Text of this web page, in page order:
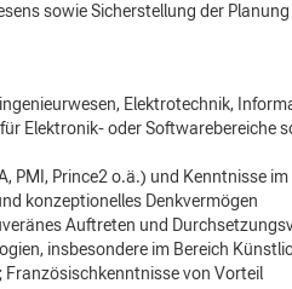
sowie Sicherstellung der Planung
Elektrotechnik,
Elektronik- oder Softwarebereiche
Prince2 o.ä.) und Kenntnisse
konzeptionelles Denkvermögen
Auftreten und
insbesondere im Bereich
Französischkenntnisse von Vorteil